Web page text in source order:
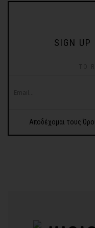
SIGN UP
Αποδέχομαι τους